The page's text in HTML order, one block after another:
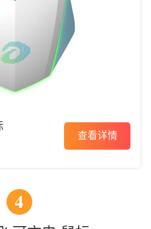
查看详情
4